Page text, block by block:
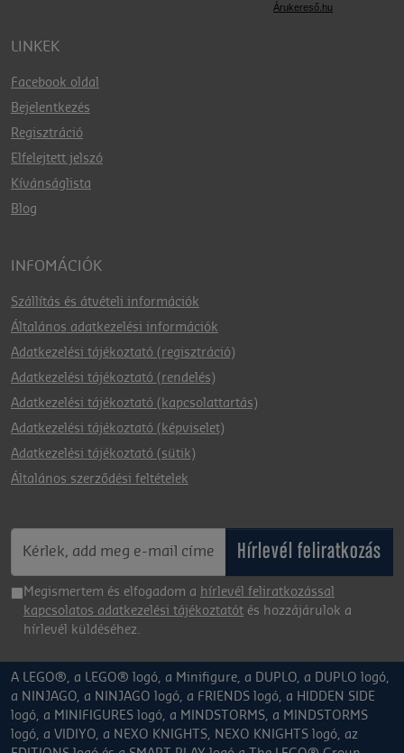
Árukereső.hu
LINKEK
Facebook oldal
Bejelentkezés
Regisztráció
Elfelejtett jelszó
Kívánságlista
Blog
INFOMÁCIÓK
Szállítás és átvételi információk
Általános adatkezelési információk
Adatkezelési tájékoztató (regisztráció)
Adatkezelési tájékoztató (rendelés)
Adatkezelési tájékoztató (kapcsolattartás)
Adatkezelési tájékoztató (képviselet)
Adatkezelési tájékoztató (sütik)
Általános szerződési feltételek
Hírlevél feliratkozás
Megismertem és elfogadom a hírlevél feliratkozással
kapcsolatos adatkezelési tájékoztatót és hozzájárulok a
hírlevél küldéséhez.
A LEGO®, a LEGO® logó, a Minifigure, a DUPLO, a DUPLO logó,
a NINJAGO, a NINJAGO logó, a FRIENDS logó, a HIDDEN SIDE
logó, a MINIFIGURES logó, a MINDSTORMS, a MINDSTORMS
logó, a VIDIYO, a NEXO KNIGHTS, NEXO KNIGHTS logó, az